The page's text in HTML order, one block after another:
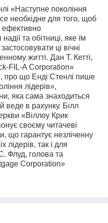
«Наступне покоління
необхідне для того, щоб
ефективно
та обітниці, яке їм
ці вічні
житті. Дан Т. Кетті,
FIL-A Corporation»
про що Енді Стенлі пише
лідерів»,
яка сама знаходиться
веде в рахунку. Білл
«Віллоу Крик
своєму читачеві
що гарантує незліченну
лідерів, так і для
Флуд, голова та
Corporation»